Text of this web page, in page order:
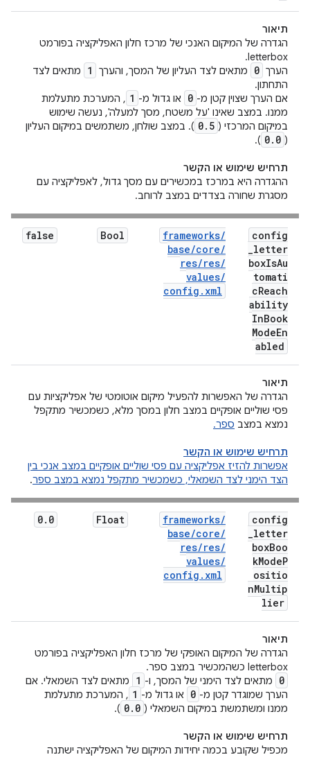
תיאור
הגדרה של המיקום האנכי של מרכז חלון האפליקציה בפורמט
letterbox.
הערך 0 מתאים לצד העליון של המסך, והערך 1
מתאים לצד
התחתון.
אם הערך שצוין קטן מ- 0 או גדול מ- 1 , המערכת מתעלמת
ממנו. במצב שאינו 'על משטח, מסך למעלה', נעשה שימוש
במיקום המרכזי (
0. 5
). במצב שולחן, משתמשים במיקום העליון
(
0. 0
).
תרחיש שימוש או הקשר
ההגדרה היא במרכז במכשירים עם מסך גדול, לאפליקציה עם
מסגרת שחורה בצדדים במצב לרוחב.
config
_letter
boxIsAu
tomati
cReach
ability
InBook
ModeEn
abled
frameworks/
base/core/
res/res/
values/
config . xml
Bool
false
תיאור
הגדרה של האפשרות להפעיל מיקום אוטומטי של אפליקציות עם
פסי שוליים אופקיים במצב חלון במסך מלא, כשמכשיר מתקפל
נמצא במצב ספר.
תרחיש שימוש או הקשר
אפשרות להזיז אפליקציה עם פסי שוליים אופקיים במצב אנכי בין
הצד הימני לצד השמאלי, כשמכשיר מתקפל נמצא במצב ספר.
config
_letter
boxBoo
kModeP
ositio
nMultip
lier
frameworks/
base/core/
res/res/
values/
config . xml
Float
0. 0
תיאור
הגדרה של המיקום האופקי של מרכז חלון האפליקציה בפורמט
letterbox כשהמכשיר במצב ספר.
0 מתאים לצד הימני של המסך, ו- 1
מתאים לצד השמאלי. אם
הערך שמוגדר קטן מ- 0 או גדול מ- 1 , המערכת מתעלמת
ממנו ומשתמשת במיקום השמאלי (
0. 0
).
תרחיש שימוש או הקשר
מכפיל שקובע בכמה יחידות המיקום של האפליקציה ישתנה